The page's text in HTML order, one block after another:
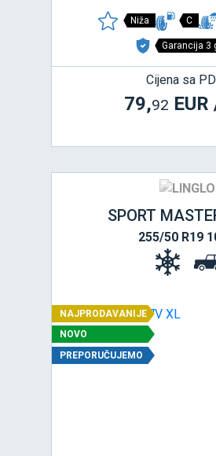
Niža C
Garancija 3
Cijena sa
79,92
SPORT
255/50 R19
NAJPRODAVANIJE
NOVO
PREPORUČUJEMO